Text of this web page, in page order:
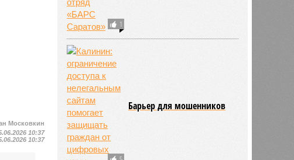
Московкин
10:37
10:37
1
Барьер для мошенников